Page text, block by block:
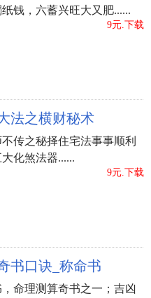
纸钱，六蓄兴旺大又肥......
9元.下载
法之横财秘术
不传之秘择住宅法事事顺利
化煞法器......
9元.下载
书口诀_称命书
命理测算奇书之一；吉凶